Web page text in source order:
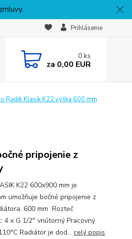
Prihlásenie
0 ks
za 0,00 EUR
Radik Klasik K22 výška 600 mm
pripojenie z
K22 600x900 mm je
umožňuje bočné pripojenie z
600 mm Rozteč
4 x G 1/2" vnútorný Pracovný
Radiátor je dod... celý popis